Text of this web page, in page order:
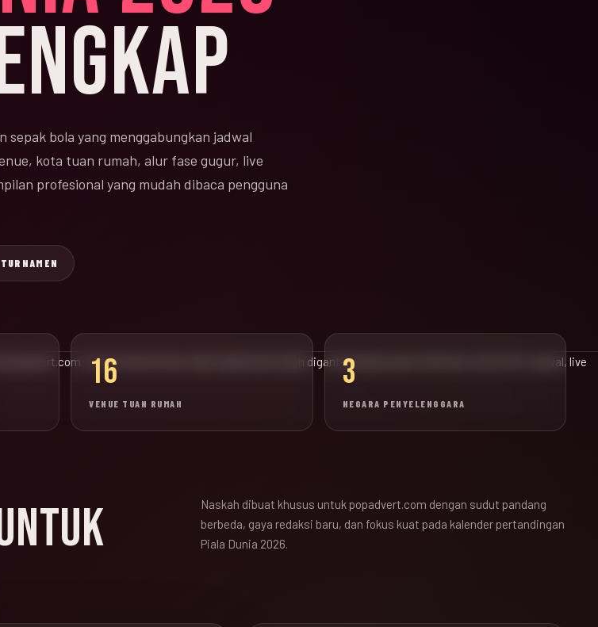
bola yang menggabungkan jadwal
kota tuan rumah, alur fase gugur, live
profesional yang mudah dibaca pengguna
Konten lama di luar topik sepak bola sudah diganti dengan pusat informasi JALALIVE, jadwal, live
16
VENUE TUAN RUMAH
3
NEGARA PENYELENGGARA
Naskah dibuat khusus untuk popadvert.com dengan sudut pandang
berbeda, gaya redaksi baru, dan fokus kuat pada kalender pertandingan
Piala Dunia 2026.